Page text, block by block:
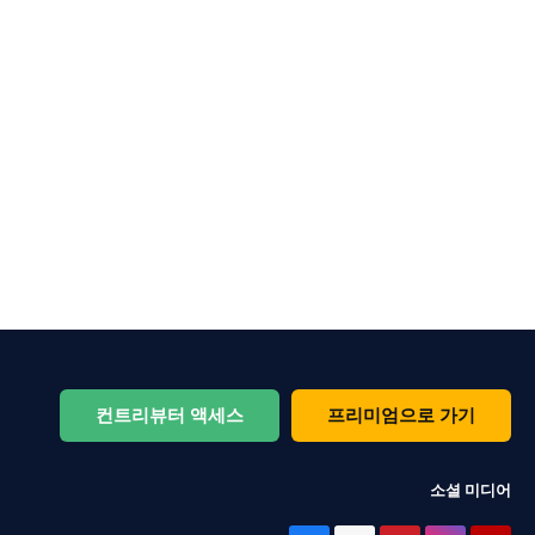
컨트리뷰터 액세스 프리미엄으로 가기
소셜 미디어